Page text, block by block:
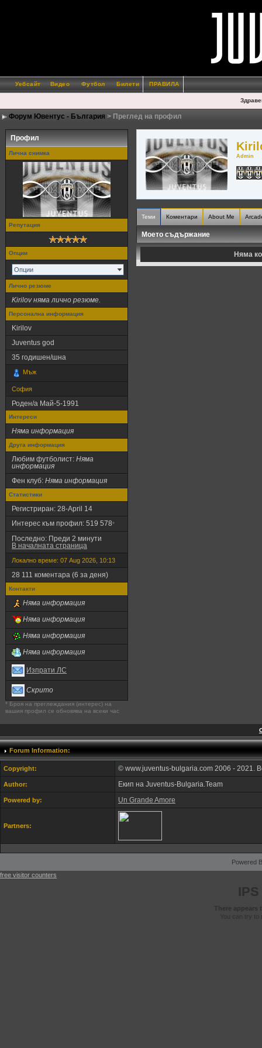
Уебсайт Видео Футбол Билети ПРАВИЛА
Форум Ювентус - България > Преглед на профил
Профил
Лична снимка
Репутация
Опции
Опции
Лично резюме
Kirilov няма лично резюме.
Персонална информация
Kirilov
Juventus god
35 годишен/шна
Мъж
София
Роден/а Май-5-1991
Интереси
Няма информация
Друга информация
Любим футболист: Няма
информация
Фен клуб: Няма информация
Статистики
Регистриран: 28-April 14
Интерес към профил: 519 578*
Последно: Преди 2 минути
В началната страница
Локално време: 07 Aug 2026, 10:13
28 111 коментара (6 за деня)
Контакти
Няма информация
Няма информация
Няма информация
Няма информация
Изпрати ЛС
Скрито
* Броя на преглеждания (интерес) на
вашия профил се обновява на всеки час
Admin
Теми Коментари About Me
Моето съдържание
Няма
Forum Information:
Copyright: © www.juventus-bulgaria.com 2006 - 2021.
Author: Екип на Juventus-Bulgaria.Team
Powered by: Un Grande Amore
Partners:
Powered
free visitor counters
There appears
You can try